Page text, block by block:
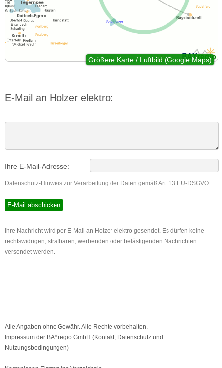
Größere Karte / Luftbild (Google Maps)
E-Mail an Holzer elektro:
Ihre E-Mail-Adresse:
Datenschutz-Hinweis zur Verarbeitung der Daten gemäß Art. 13 EU-DSGVO
Ihre Nachricht wird per E-Mail an Holzer elektro gesendet. Es dürfen keine
rechtswidrigen, strafbaren, werbenden oder belästigenden Nachrichten
versendet werden.
Alle Angaben ohne Gewähr. Alle Rechte vorbehalten.
Impressum der BAYregio GmbH (Kontakt, Datenschutz und
Nutzungsbedingungen)